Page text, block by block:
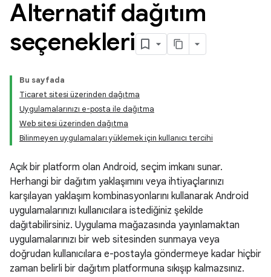
Alternatif dağıtım
seçenekleri
Bu sayfada
Ticaret sitesi üzerinden dağıtma
Uygulamalarınızı e-posta ile dağıtma
Web sitesi üzerinden dağıtma
Bilinmeyen uygulamaları yüklemek için kullanıcı tercihi
Açık bir platform olan Android, seçim imkanı sunar.
Herhangi bir dağıtım yaklaşımını veya ihtiyaçlarınızı
karşılayan yaklaşım kombinasyonlarını kullanarak Android
uygulamalarınızı kullanıcılara istediğiniz şekilde
dağıtabilirsiniz. Uygulama mağazasında yayınlamaktan
uygulamalarınızı bir web sitesinden sunmaya veya
doğrudan kullanıcılara e-postayla göndermeye kadar hiçbir
zaman belirli bir dağıtım platformuna sıkışıp kalmazsınız.